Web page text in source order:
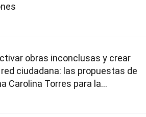
obras inconclusas y crear
ciudadana: las propuestas de
Carolina Torres para la